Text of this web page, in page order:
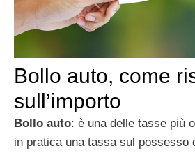
Bollo auto, come
sull’importo
Bollo auto: è una delle tasse più
in pratica una tassa sul possesso